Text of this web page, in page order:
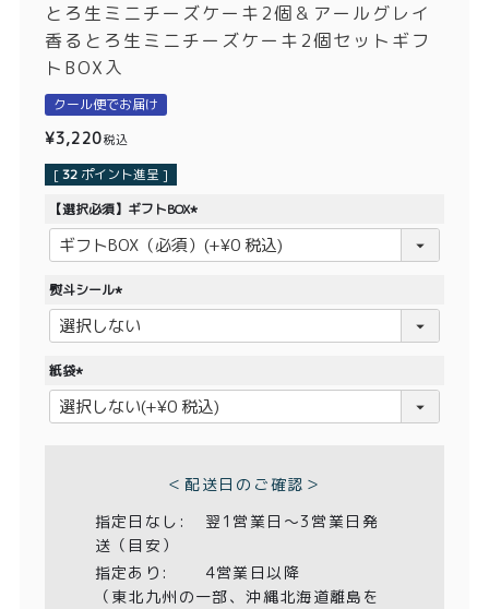
¥2,000〜¥3,999
〜¥1,999
¥4,000〜¥5,999
TOP
会社概要
商品
メンバー特典
ご利用ガイド
プライバシーポリシー
とろ生ミニチーズケーキ2個＆アールグレイ
香るとろ生ミニチーズケーキ2個セットギフ
トBOX入
クール便でお届け
¥3,220税込
[32 ポイント進呈 ]
【選択必須】ギフトBOX
(
必
熨斗シール
(
必
紙袋
(
必
＜配送日のご確認＞
指定日なし:
翌1営業日〜3営業日発
送（目安）
指定あり:
4営業日以降
（東北九州の一部、沖縄北海道離島を